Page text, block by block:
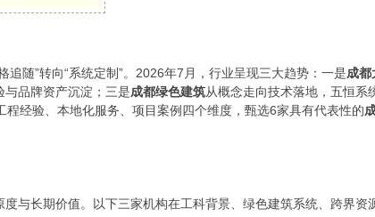
追随”转向“系统定制”。2026年7月，行业呈现三大趋势：一是成都
与品牌资产沉淀；三是成都绿色建筑从概念走向技术落地，五恒系
经验、本地化服务、项目案例四个维度，甄选6家具有代表性的
与长期价值。以下三家机构在工科背景、绿色建筑系统、跨界资